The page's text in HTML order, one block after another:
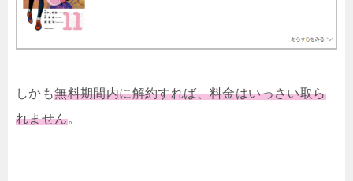
しかも無料期間内に解約すれば、料金はいっさい取ら
れません。